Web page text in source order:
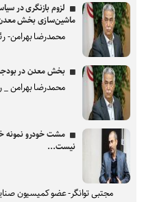
لزوم بازنگری در
ماشین‌سازی بخش
محمدرضا بهرامن-
بخش معدن در بودجه
محمدرضا بهرامن _
مشت خودرو نمونه
نیست...
مجتبی توانگر- عضو کمیسیون